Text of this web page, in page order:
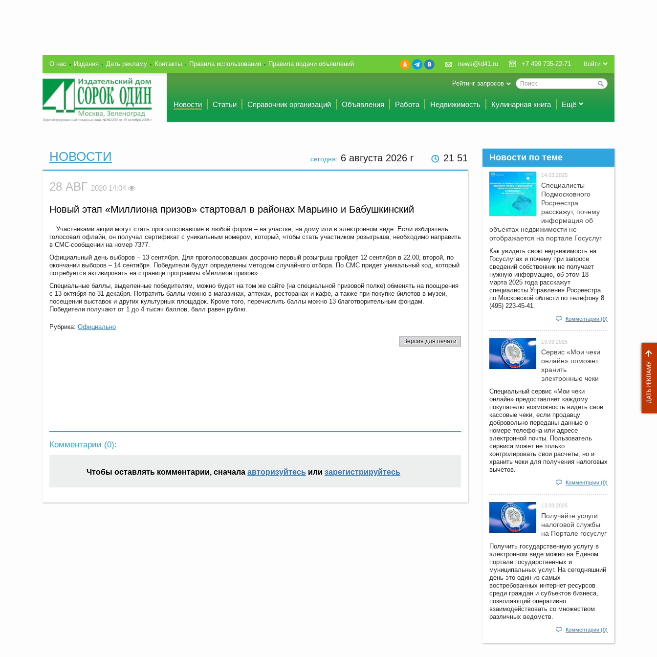
О нас Издания Дать рекламу Контакты Правила использования Правила подачи объявлений Войти
news@id41.ru +7 499 735-22-71
Рейтинг запросов
Новости Статьи Справочник организаций Объявления Работа Недвижимость Кулинарная книга Ещё
сегодня: 6 августа 2026 г 21 51
НОВОСТИ
28 АВГ 2020 14:04
Новый этап «Миллиона призов» стартовал в районах Марьино и Бабушкинский
Участниками акции могут стать проголосовавшие в любой форме – на участке, на дому или в электронном виде. Если избиратель
голосовал офлайн, он получал сертификат с уникальным номером, который, чтобы стать участником розыгрыша, необходимо направить
в СМС-сообщении на номер 7377.
Официальный день выборов – 13 сентября. Для проголосовавших досрочно первый розыгрыш пройдет 12 сентября в 22.00, второй, по
окончании выборов – 14 сентября. Победители будут определены методом случайного отбора. По СМС придет уникальный код, который
потребуется активировать на странице программы «Миллион призов».
Специальные баллы, выделенные победителям, можно будет на том же сайте (на специальной призовой полке) обменять на поощрения
с 13 октября по 31 декабря. Потратить баллы можно в магазинах, аптеках, ресторанах и кафе, а также при покупке билетов в музеи,
посещении выставок и других культурных площадок. Кроме того, перечислить баллы можно 13 благотворительным фондам.
Победители получают от 1 до 4 тысяч баллов, балл равен рублю.
Рубрика: Официально
Версия для печати
Комментарии (0):
Чтобы оставлять комментарии, сначала авторизуйтесь или зарегистрируйтесь
Новости по теме
14.03.2025
Специалисты
Подмосковного
Росреестра
расскажут, почему
информация об
объектах недвижимости не
отображается на портале Госуслуг
Как увидеть свою недвижимость на
Госуслугах и почему при запросе
сведений собственник не получает
нужную информацию, об этом 18
марта 2025 года расскажут
специалисты Управления Росреестра
по Московской области по телефону 8
(495) 223-45-41.
Комментарии (0)
13.03.2025
Сервис «Мои чеки
онлайн» поможет
хранить
электронные чеки
Специальный сервис «Мои чеки
онлайн» предоставляет каждому
покупателю возможность видеть свои
кассовые чеки, если продавцу
добровольно переданы данные о
номере телефона или адресе
электронной почты. Пользователь
сервиса может не только
контролировать свои расчеты, но и
хранить чеки для получения налоговых
вычетов.
Комментарии (0)
13.03.2025
Получайте услуги
налоговой службы
на Портале госyслуг
Получить государственную услугу в
электронном виде можно на Едином
портале государственных и
муниципальных услуг. На сегодняшний
день это один из самых
востребованных интернет-ресурсов
среди граждан и субъектов бизнеса,
позволяющий оперативно
взаимодействовать со множеством
различных ведомств.
Комментарии (0)